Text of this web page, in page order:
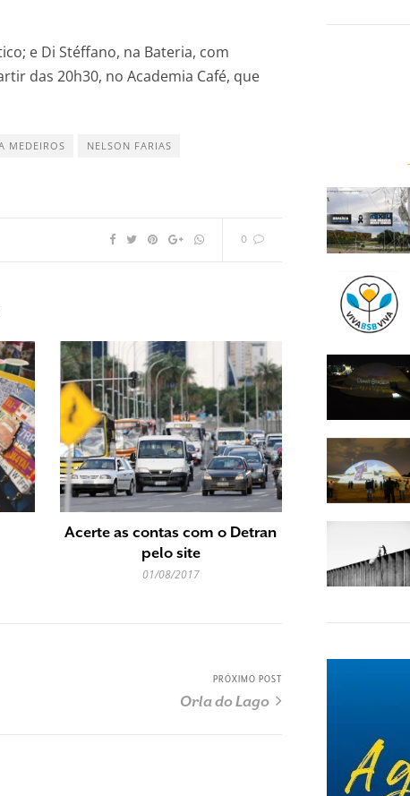
e Di Stéffano, na Bateria, com
das 20h30, no Academia Café, que
MEDEIROS NELSON FARIAS
0
Acerte as contas com o Detran
pelo site
01/08/2017
PRÓXIMO POST
Orla do Lago